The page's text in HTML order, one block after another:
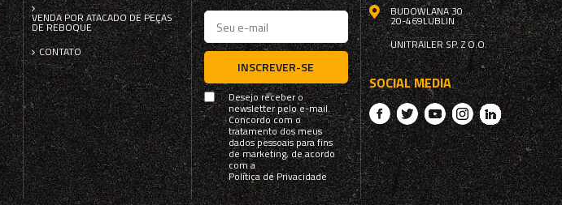
VENDA POR ATACADO DE PEÇAS
DE REBOQUE
CONTATO
INSCREVER-SE
Desejo receber o
newsletter pelo e-mail.
Concordo com o
tratamento dos meus
dados pessoais para fins
de marketing, de acordo
com a
Política de Privacidade
BUDOWLANA 30
20-469LUBLIN
UNITRAILER SP. Z O.O.
SOCIAL MEDIA